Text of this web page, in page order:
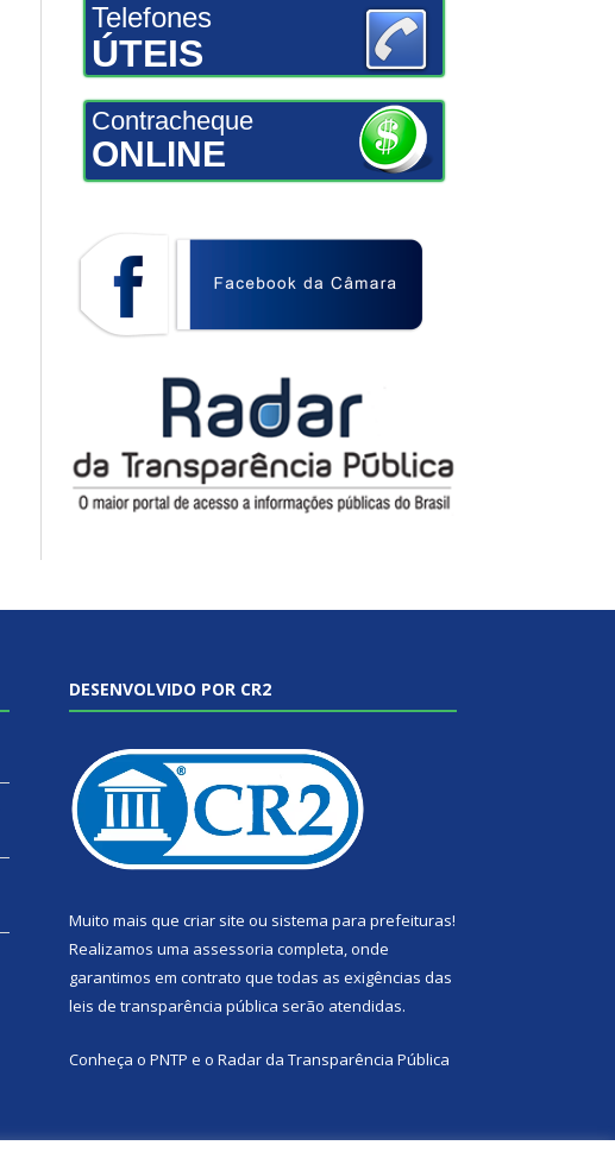
Telefones
ÚTEIS
Contracheque
ONLINE
DESENVOLVIDO POR CR2
Muito mais que criar site ou sistema para prefeituras!
Realizamos uma assessoria completa, onde
garantimos em contrato que todas as exigências das
leis de transparência pública serão atendidas.
Conheça o PNTP e o Radar da Transparência Pública